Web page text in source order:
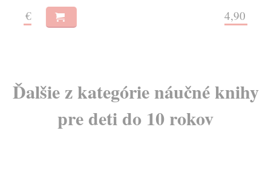
4,90 €
Ďalšie z kategórie náučné knihy
pre deti do 10 rokov